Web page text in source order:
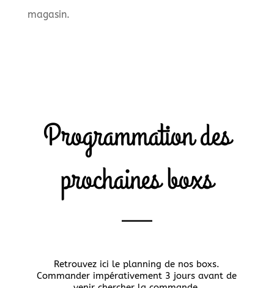
magasin.
Programmation des
prochaines boxs
Retrouvez ici le planning de nos boxs.
Commander impérativement 3 jours avant de